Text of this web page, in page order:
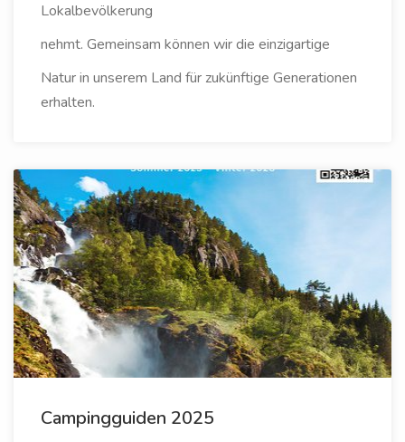
Lokalbevölkerung
nehmt. Gemeinsam können wir die einzigartige
Natur in unserem Land für zukünftige Generationen
erhalten.
Campingguiden 2025